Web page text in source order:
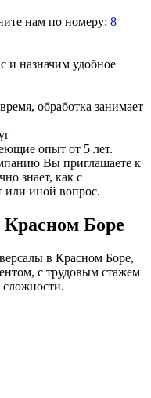
нам по номеру: 8
и назначим удобное
обработка занимает
опыт от 5 лет.
Вы приглашаете к
знает, как с
или иной вопрос.
Боре
в Красном Боре,
с трудовым стажем
сложности.